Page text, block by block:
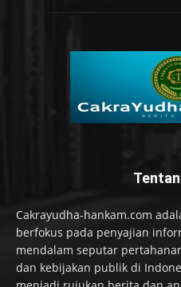
Cakrayudha-hankam.com
berfokus pada penyajian
mendalam seputar
dan kebijakan publik di